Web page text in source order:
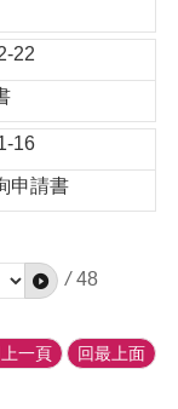
22
16
申請書
/ 48
一頁 回最上面